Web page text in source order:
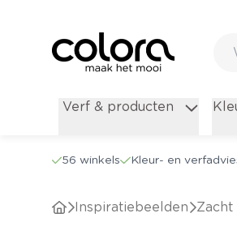
Verf & producten
56 winkels Kleur- en
Inspiratiebeelden